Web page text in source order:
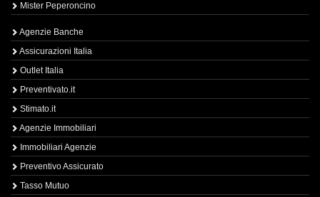
Mister Peperoncino
Agenzie Banche
Assicurazioni Italia
Outlet Italia
Preventivato.it
Stimato.it
Agenzie Immobiliari
Immobiliari Agenzie
Preventivo Assicurato
Tasso Mutuo